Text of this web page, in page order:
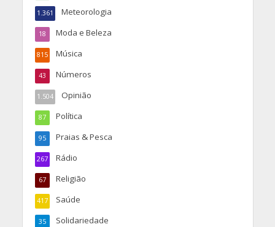
Meteorologia
1.361
Moda e Beleza
18
Música
815
Números
43
Opinião
1.504
Política
87
Praias & Pesca
95
Rádio
267
Religião
67
Saúde
417
Solidariedade
35